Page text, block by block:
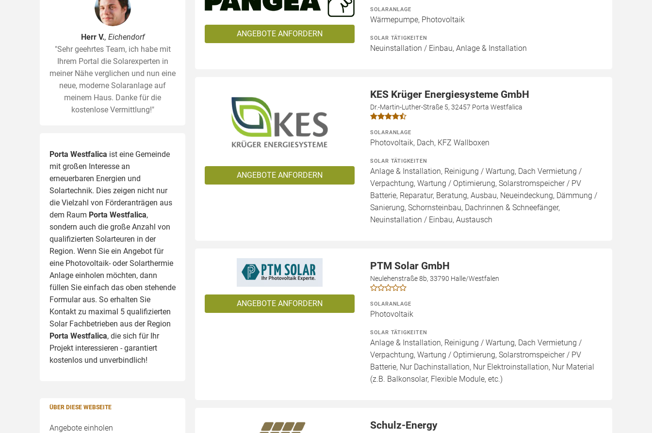
Herr V., Eichendorf
"Sehr geehrtes Team, ich habe mit
Ihrem Portal die Solarexperten in
meiner Nähe verglichen und nun eine
neue, moderne Solaranlage auf
meinem Haus. Danke für die
kostenlose Vermittlung!"
Porta Westfalica ist eine Gemeinde
mit großen Interesse an
erneuerbaren Energien und
Solartechnik. Dies zeigen nicht nur
die Vielzahl von Förderanträgen aus
dem Raum Porta Westfalica,
sondern auch die große Anzahl von
qualifizierten Solarteuren in der
Region. Wenn Sie ein Angebot für
eine Photovoltaik- oder Solarthermie
Anlage einholen möchten, dann
füllen Sie einfach das oben stehende
Formular aus. So erhalten Sie
Kontakt zu maximal 5 qualifizierten
Solar Fachbetrieben aus der Region
Porta Westfalica, die sich für Ihr
Projekt interessieren - garantiert
kostenlos und unverbindlich!
ÜBER DIESE WEBSEITE
Angebote einholen
ANGEBOTE ANFORDERN
SOLARANLAGE
Wärmepumpe, Photovoltaik
SOLAR TÄTIGKEITEN
Neuinstallation / Einbau, Anlage & Installation
ANGEBOTE ANFORDERN
KES Krüger Energiesysteme GmbH
Dr.-Martin-Luther-Straße 5, 32457 Porta Westfalica
SOLARANLAGE
Photovoltaik, Dach, KFZ Wallboxen
SOLAR TÄTIGKEITEN
Anlage & Installation, Reinigung / Wartung, Dach Vermietung /
Verpachtung, Wartung / Optimierung, Solarstromspeicher / PV
Batterie, Reparatur, Beratung, Ausbau, Neueindeckung, Dämmung /
Sanierung, Schornsteinbau, Dachrinnen & Schneefänger,
Neuinstallation / Einbau, Austausch
ANGEBOTE ANFORDERN
PTM Solar GmbH
Neulehenstraße 8b, 33790 Halle/Westfalen
SOLARANLAGE
Photovoltaik
SOLAR TÄTIGKEITEN
Anlage & Installation, Reinigung / Wartung, Dach Vermietung /
Verpachtung, Wartung / Optimierung, Solarstromspeicher / PV
Batterie, Nur Dachinstallation, Nur Elektroinstallation, Nur Material
(z.B. Balkonsolar, Flexible Module, etc.)
Schulz-Energy